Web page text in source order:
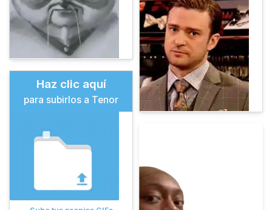
Haz clic aquí
para subirlos a Tenor